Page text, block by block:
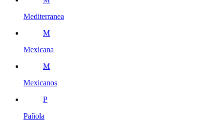
Mediterranea
M
Mexicana
M
Mexicanos
P
Pañola